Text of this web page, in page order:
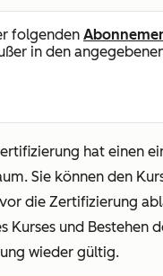
folgenden
in den
hat einen
Sie können den
die Zertifizierung
Kurses und Bestehen
wieder gültig.